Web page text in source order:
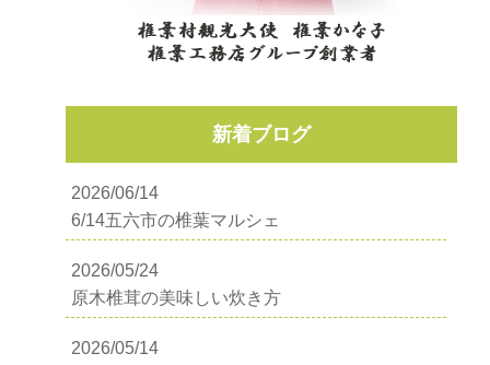
新着ブログ
2026/06/14
6/14五六市の椎葉マルシェ
2026/05/24
原木椎茸の美味しい炊き方
2026/05/14